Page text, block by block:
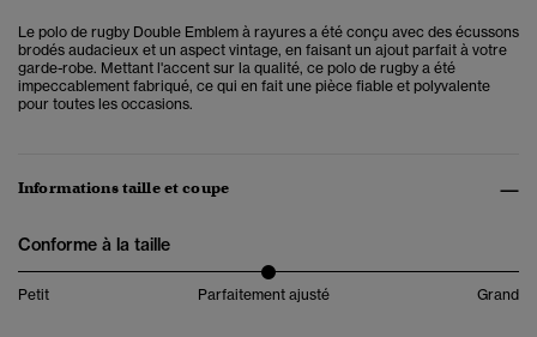
Le polo de rugby Double Emblem à rayures a été conçu avec des écussons
brodés audacieux et un aspect vintage, en faisant un ajout parfait à votre
garde-robe. Mettant l'accent sur la qualité, ce polo de rugby a été
impeccablement fabriqué, ce qui en fait une pièce fiable et polyvalente
pour toutes les occasions.
Informations taille et coupe
Conforme à la taille
Petit Parfaitement ajusté Grand